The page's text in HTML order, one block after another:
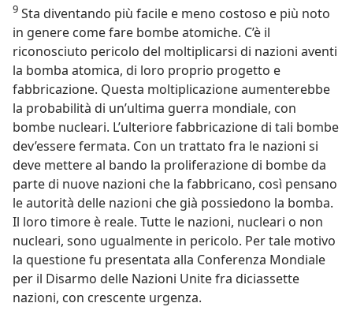
9 Sta diventando più facile e meno costoso e più noto
in genere come fare bombe atomiche. C’è il
riconosciuto pericolo del moltiplicarsi di nazioni aventi
la bomba atomica, di loro proprio progetto e
fabbricazione. Questa moltiplicazione aumenterebbe
la probabilità di un’ultima guerra mondiale, con
bombe nucleari. L’ulteriore fabbricazione di tali bombe
dev’essere fermata. Con un trattato fra le nazioni si
deve mettere al bando la proliferazione di bombe da
parte di nuove nazioni che la fabbricano, così pensano
le autorità delle nazioni che già possiedono la bomba.
Il loro timore è reale. Tutte le nazioni, nucleari o non
nucleari, sono ugualmente in pericolo. Per tale motivo
la questione fu presentata alla Conferenza Mondiale
per il Disarmo delle Nazioni Unite fra diciassette
nazioni, con crescente urgenza.